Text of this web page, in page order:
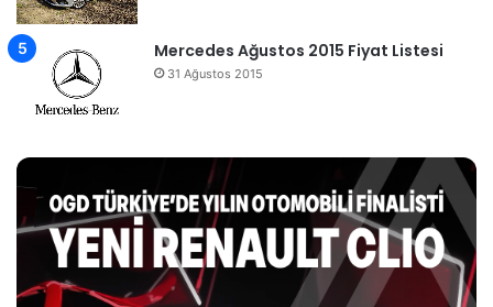
Mercedes Ağustos 2015 Fiyat Listesi
31 Ağustos 2015